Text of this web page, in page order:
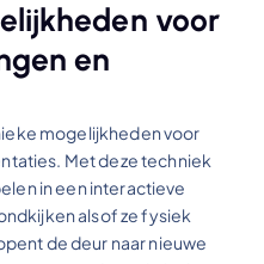
voor
en
mogelijkheden voor
Met deze techniek
in een interactieve
alsof ze fysiek
de deur naar nieuwe